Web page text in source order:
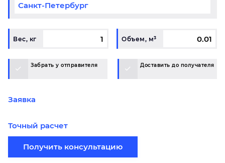
Вес, кг Объем, м³
Забрать у отправителя Доставить до получателя
Заявка
Точный расчет
Получить консультацию